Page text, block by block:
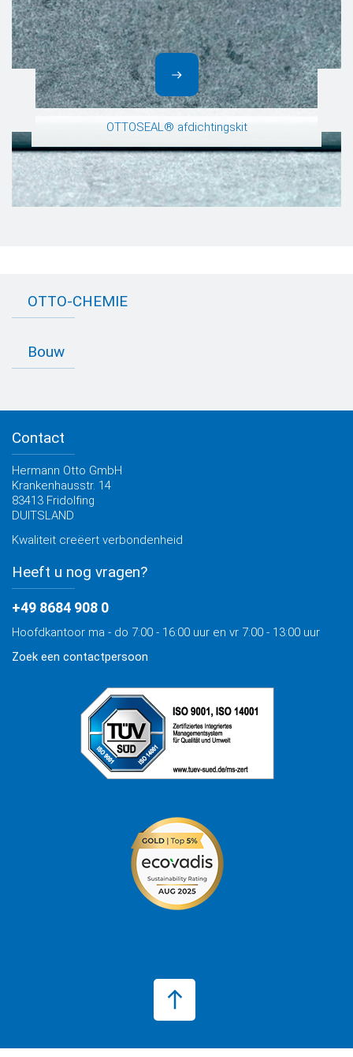
OTTOSEAL® afdichtingskit
OTTO-CHEMIE
Routebeschrijving
Bouw
Zoekhulp Toepassing
Advies, Catalogus, Brochures
OTTO Bouw Nieuwsbrief
Contact
Hermann Otto GmbH
Krankenhausstr. 14
83413 Fridolfing
DUITSLAND
Kwaliteit creëert verbondenheid
Heeft u nog vragen?
+49 8684 908 0
Hoofdkantoor ma - do 7:00 - 16:00 uur en vr 7:00 - 13:00 uur
Zoek een contactpersoon